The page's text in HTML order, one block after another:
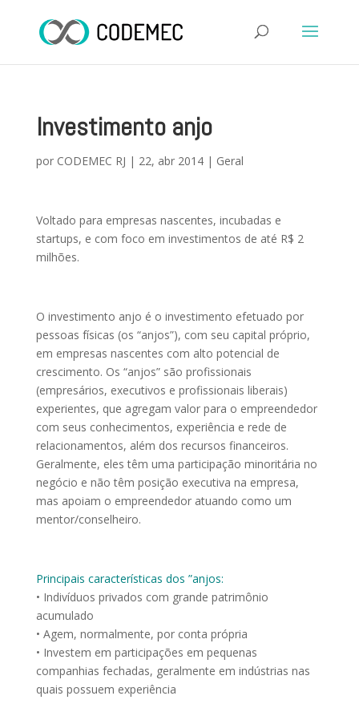
Investimento anjo
por CODEMEC RJ | 22, abr 2014| Geral
Voltado para empresas nascentes, incubadas e
startups, e com foco em investimentos de até R$ 2
milhões.
O investimento anjo é o investimento efetuado por
pessoas físicas (os “anjos”), com seu capital próprio,
em empresas nascentes com alto potencial de
crescimento. Os “anjos” são profissionais
(empresários, executivos e profissionais liberais)
experientes, que agregam valor para o empreendedor
com seus conhecimentos, experiência e rede de
relacionamentos, além dos recursos financeiros.
Geralmente, eles têm uma participação minoritária no
negócio e não têm posição executiva na empresa,
mas apoiam o empreendedor atuando como um
mentor/conselheiro.
Principais características dos ”anjos:
• Indivíduos privados com grande patrimônio
acumulado
• Agem, normalmente, por conta própria
• Investem em participações em pequenas
companhias fechadas, geralmente em indústrias nas
quais possuem experiência